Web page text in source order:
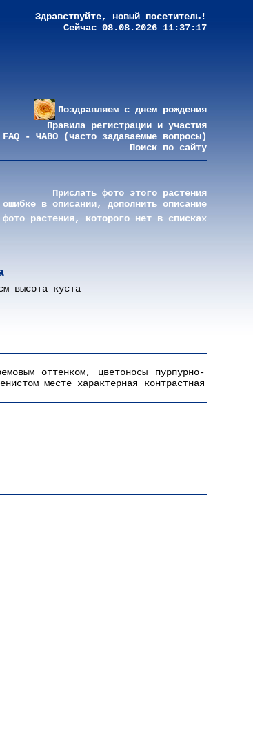
Здравствуйте, новый посетитель!
Сейчас 08.08.2026 11:37:17
Поздравляем с днем рождения
Правила регистрации и участия
FAQ - ЧАВО (часто задаваемые вопросы)
Поиск по сайту
Прислать фото этого растения
в описании, дополнить описание
растения, которого нет в списках
высота куста
оттенком, цветоносы пурпурно-
месте характерная контрастная